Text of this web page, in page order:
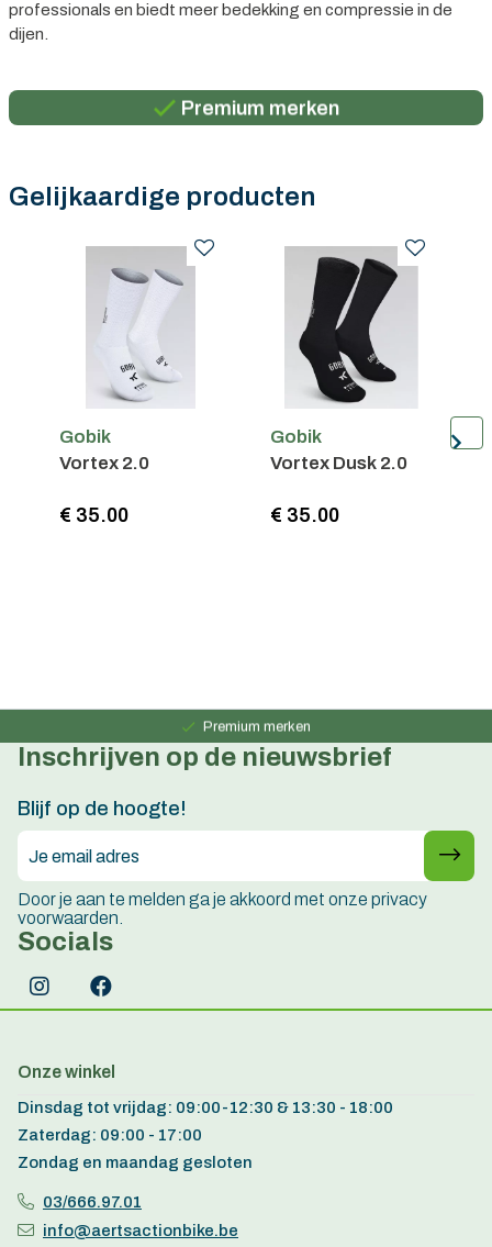
professionals en biedt meer bedekking en compressie in de
dijen.
Premium merken
Gelijkaardige producten
Gobik
Vortex 2.0
€ 35.00
Gobik
Vortex Dusk 2.0
€ 35.00
Premium merken
Persoonlijk advies
Inschrijven op de nieuwsbrief
Blijf op de hoogte!
Door je aan te melden ga je akkoord met onze privacy
voorwaarden.
Socials
Onze winkel
Dinsdag tot vrijdag: 09:00-12:30 & 13:30 - 18:00
Zaterdag: 09:00 - 17:00
Zondag en maandag gesloten
03/666.97.01
info@aertsactionbike.be